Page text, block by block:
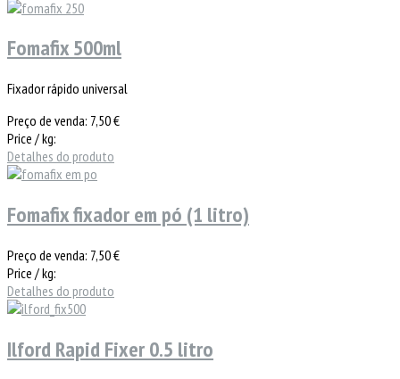
Fomafix 500ml
Fixador rápido universal
Preço de venda: 7,50 €
Price / kg:
Detalhes do produto
Fomafix fixador em pó (1 litro)
Preço de venda: 7,50 €
Price / kg:
Detalhes do produto
Ilford Rapid Fixer 0.5 litro